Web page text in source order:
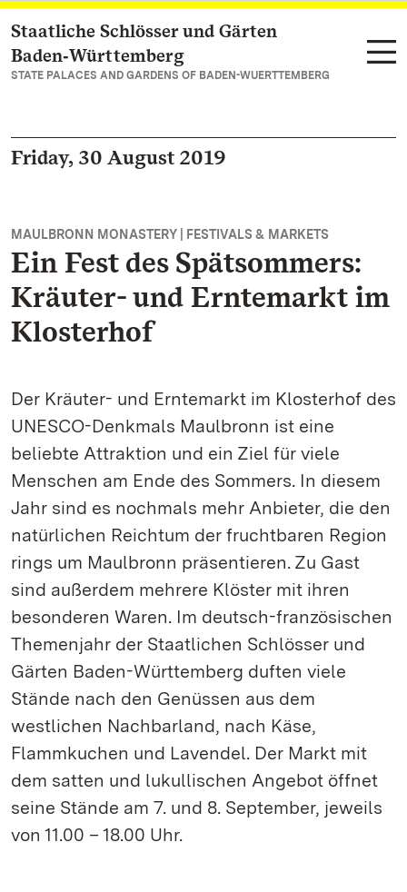
Navigate to main page
Staatliche Schlösser und Gärten
Baden‑Württemberg
STATE PALACES AND GARDENS OF BADEN-WUERTTEMBERG
Friday, 30 August 2019
MAULBRONN MONASTERY | FESTIVALS & MARKETS
Ein Fest des Spätsommers:
Kräuter- und Erntemarkt im
Klosterhof
Der Kräuter- und Erntemarkt im Klosterhof des
UNESCO-Denkmals Maulbronn ist eine
beliebte Attraktion und ein Ziel für viele
Menschen am Ende des Sommers. In diesem
Jahr sind es nochmals mehr Anbieter, die den
natürlichen Reichtum der fruchtbaren Region
rings um Maulbronn präsentieren. Zu Gast
sind außerdem mehrere Klöster mit ihren
besonderen Waren. Im deutsch-französischen
Themenjahr der Staatlichen Schlösser und
Gärten Baden-Württemberg duften viele
Stände nach den Genüssen aus dem
westlichen Nachbarland, nach Käse,
Flammkuchen und Lavendel. Der Markt mit
dem satten und lukullischen Angebot öffnet
seine Stände am 7. und 8. September, jeweils
von 11.00 – 18.00 Uhr.